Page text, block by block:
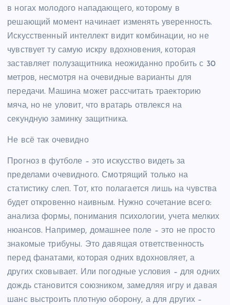
в ногах молодого нападающего, которому в
решающий момент начинает изменять уверенность.
Искусственный интеллект видит комбинации, но не
чувствует ту самую искру вдохновения, которая
заставляет полузащитника неожиданно пробить с 30
метров, несмотря на очевидные варианты для
передачи. Машина может рассчитать траекторию
мяча, но не уловит, что вратарь отвлекся на
секундную заминку защитника.
Не всё так очевидно
Прогноз в футболе – это искусство видеть за
пределами очевидного. Смотрящий только на
статистику слеп. Тот, кто полагается лишь на чувства
будет откровенно наивным. Нужно сочетание всего:
анализа формы, понимания психологии, учета мелких
нюансов. Например, домашнее поле – это не просто
знакомые трибуны. Это давящая ответственность
перед фанатами, которая одних вдохновляет, а
других сковывает. Или погодные условия – для одних
дождь становится союзником, замедляя игру и давая
шанс выстроить плотную оборону, а для других –